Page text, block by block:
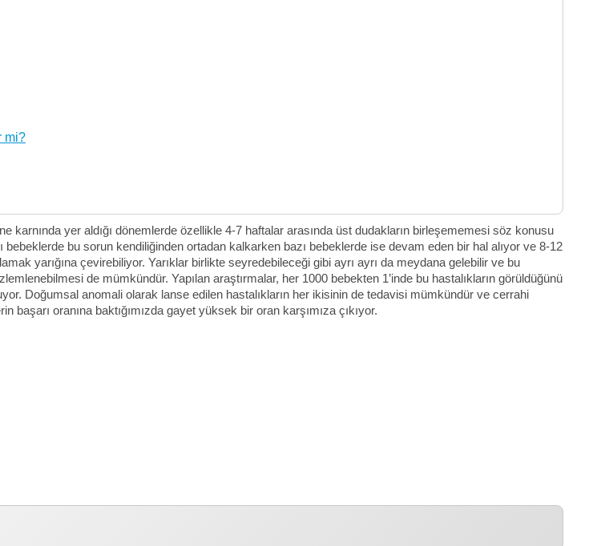
mi?
karnında yer aldığı dönemlerde özellikle 4-7 haftalar arasında üst dudakların birleşememesi söz konusu
bebeklerde bu sorun kendiliğinden ortadan kalkarken bazı bebeklerde ise devam eden bir hal alıyor ve 8-12
yarığına çevirebiliyor. Yarıklar birlikte seyredebileceği gibi ayrı ayrı da meydana gelebilir ve bu
de mümkündür. Yapılan araştırmalar, her 1000 bebekten 1’inde bu hastalıkların görüldüğünü
Doğumsal anomali olarak lanse edilen hastalıkların her ikisinin de tedavisi mümkündür ve cerrahi
başarı oranına baktığımızda gayet yüksek bir oran karşımıza çıkıyor.